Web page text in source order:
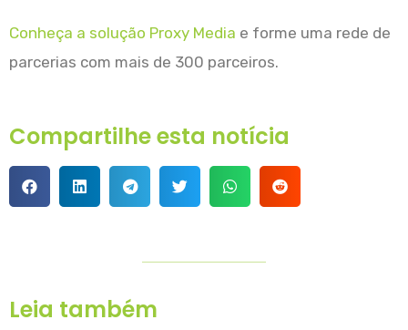
Conheça a solução Proxy Media e forme uma rede de
parcerias com mais de 300 parceiros.
Compartilhe esta notícia
Leia também